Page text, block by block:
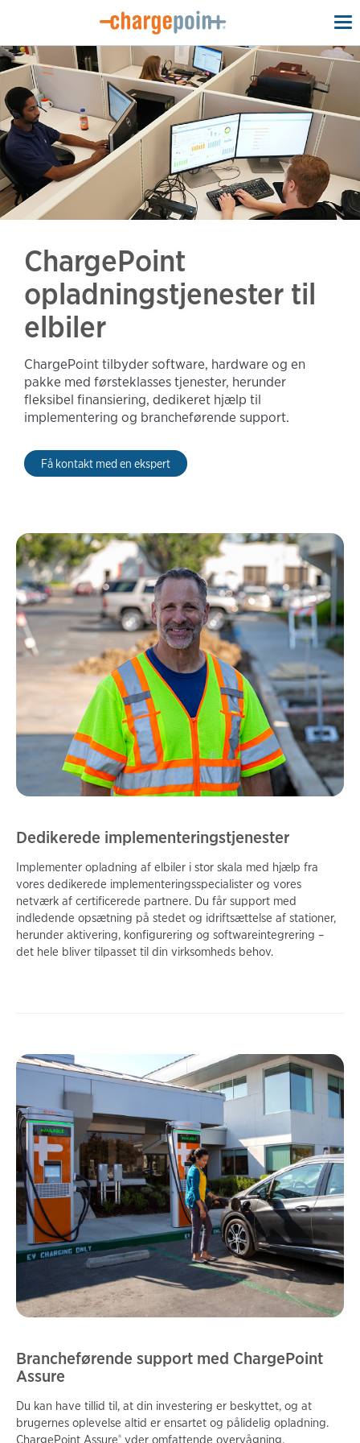
ChargePoint
opladningstjenester til
elbiler
ChargePoint tilbyder software, hardware og en
pakke med førsteklasses tjenester, herunder
fleksibel finansiering, dedikeret hjælp til
implementering og brancheførende support.
Få kontakt med en ekspert
Dedikerede implementeringstjenester
Implementer opladning af elbiler i stor skala med hjælp fra
vores dedikerede implementeringsspecialister og vores
netværk af certificerede partnere. Du får support med
indledende opsætning på stedet og idriftsættelse af stationer,
herunder aktivering, konfigurering og softwareintegrering –
det hele bliver tilpasset til din virksomheds behov.
Brancheførende support med ChargePoint
Assure
Du kan have tillid til, at din investering er beskyttet, og at
brugernes oplevelse altid er ensartet og pålidelig opladning.
ChargePoint Assure®️ yder omfattende overvågning,